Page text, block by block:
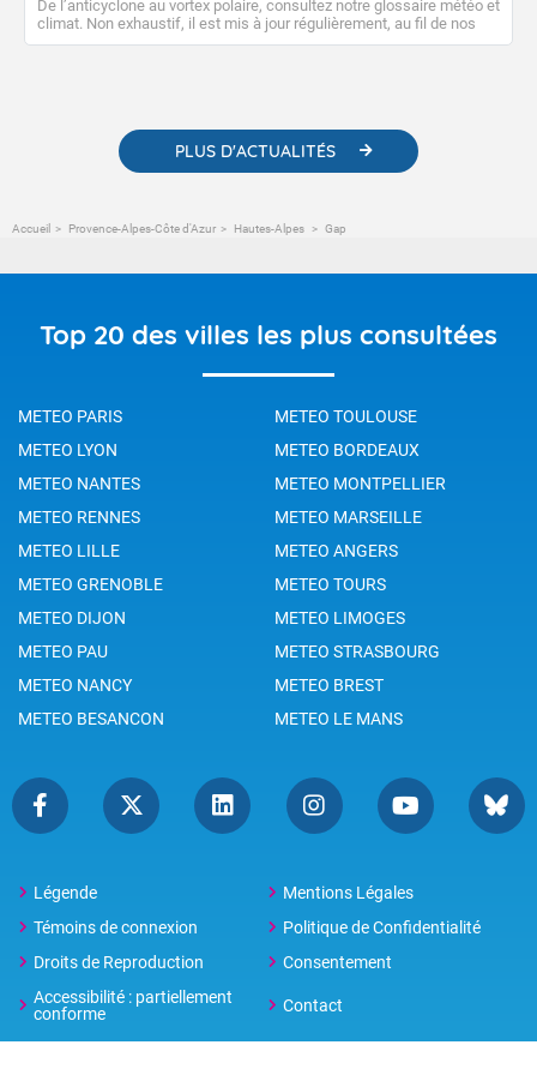
De l’anticyclone au vortex polaire, consultez notre glossaire météo et
climat. Non exhaustif, il est mis à jour régulièrement, au fil de nos
publications. Vous y trouverez également des liens utiles vers nos
PLUS D'ACTUALITÉS
Accueil Provence-Alpes-Côte d'Azur Hautes-Alpes Gap
Top 20 des villes les plus consultées
METEO PARIS
METEO TOULOUSE
METEO LYON
METEO BORDEAUX
METEO NANTES
METEO MONTPELLIER
METEO RENNES
METEO MARSEILLE
METEO LILLE
METEO ANGERS
METEO GRENOBLE
METEO TOURS
METEO DIJON
METEO LIMOGES
METEO PAU
METEO STRASBOURG
METEO NANCY
METEO BREST
METEO BESANCON
METEO LE MANS
Légende
Mentions Légales
Témoins de connexion
Politique de Confidentialité
Droits de Reproduction
Consentement
Accessibilité : partiellement
conforme
Contact